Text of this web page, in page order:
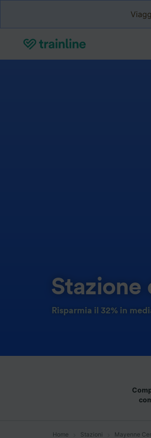
Stazione
Risparmia il 32% in
Home Stazioni Mayenne